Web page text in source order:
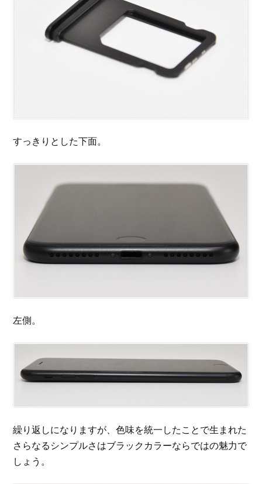
すっきりとした下面。
左側。
繰り返しになりますが、色味を統一したことで生まれた
さらなるシンプルさはブラックカラーならではの魅力で
しょう。